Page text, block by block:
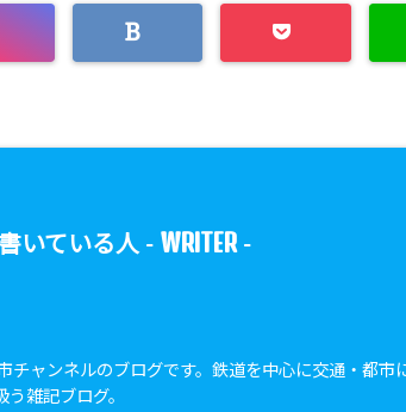
いている人 - WRITER-
チャンネルのブログです。鉄道を中心に交通・都市
雑記ブログ。